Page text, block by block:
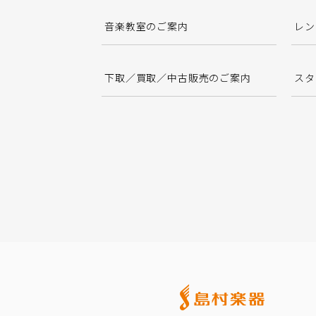
音楽教室のご案内 レ
下取／買取／中古販売のご案内 ス